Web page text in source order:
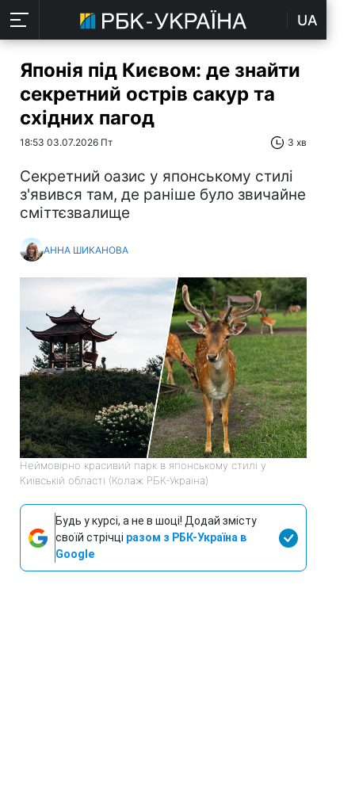
UA
Японія під Києвом: де знайти
секретний острів сакур та
східних пагод
18:53 03.07.2026 Пт 3 хв
Секретний оазис у японському стилі
з'явився там, де раніше було звичайне
сміттєзвалище
АННА ШИКАНОВА
Неймовірно красивий парк в японському стилі у
Київській області (Колаж РБК-Україна)
Будь у курсі, а не в шоці! Додай змісту
своїй стрічці разом з РБК-Україна в
Google